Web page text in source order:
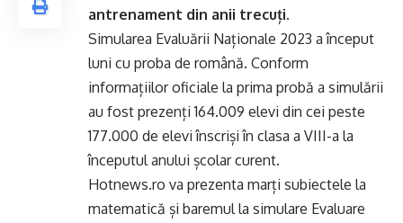
antrenament din anii trecuți.
Simularea Evaluării Naționale 2023 a început
luni cu proba de română. Conform
informațiilor oficiale la prima probă a simulării
au fost prezenți 164.009 elevi din cei peste
177.000 de elevi înscriși în clasa a VIII-a la
începutul anului școlar curent.
Hotnews.ro va prezenta marți subiectele la
matematică și baremul la simulare Evaluare